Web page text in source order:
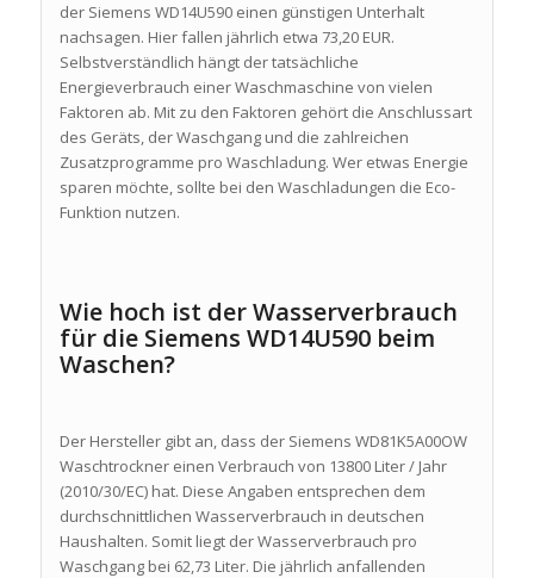
der Siemens WD14U590 einen günstigen Unterhalt
nachsagen. Hier fallen jährlich etwa 73,20 EUR.
Selbstverständlich hängt der tatsächliche
Energieverbrauch einer Waschmaschine von vielen
Faktoren ab. Mit zu den Faktoren gehört die Anschlussart
des Geräts, der Waschgang und die zahlreichen
Zusatzprogramme pro Waschladung. Wer etwas Energie
sparen möchte, sollte bei den Waschladungen die Eco-
Funktion nutzen.
Wie hoch ist der Wasserverbrauch
für die Siemens WD14U590 beim
Waschen?
Der Hersteller gibt an, dass der Siemens WD81K5A00OW
Waschtrockner einen Verbrauch von 13800 Liter / Jahr
(2010/30/EC) hat. Diese Angaben entsprechen dem
durchschnittlichen Wasserverbrauch in deutschen
Haushalten. Somit liegt der Wasserverbrauch pro
Waschgang bei 62,73 Liter. Die jährlich anfallenden